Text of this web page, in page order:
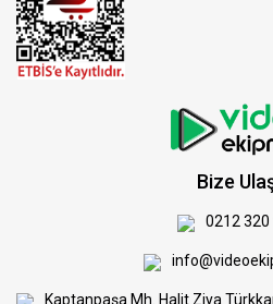
Bize
0212 320
Kaptanpaşa Mh. Halit Ziya